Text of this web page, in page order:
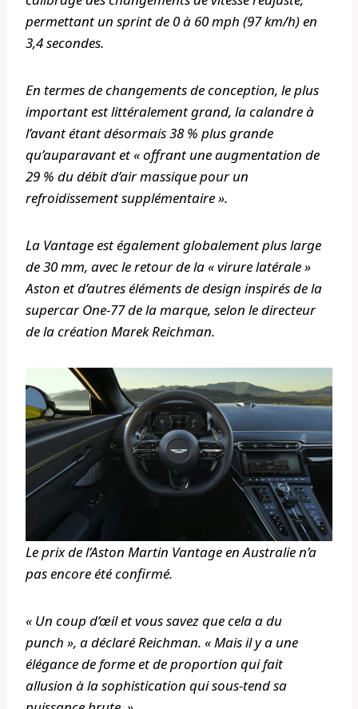
permettant un sprint de 0 à 60 mph (97 km/h) en
3,4 secondes.
En termes de changements de conception, le plus
important est littéralement grand, la calandre à
l’avant étant désormais 38 % plus grande
qu’auparavant et « offrant une augmentation de
29 % du débit d’air massique pour un
refroidissement supplémentaire ».
La Vantage est également globalement plus large
de 30 mm, avec le retour de la « virure latérale »
Aston et d’autres éléments de design inspirés de la
supercar One-77 de la marque, selon le directeur
de la création Marek Reichman.
Le prix de l’Aston Martin Vantage en Australie n’a
pas encore été confirmé.
« Un coup d’œil et vous savez que cela a du
punch », a déclaré Reichman. « Mais il y a une
élégance de forme et de proportion qui fait
allusion à la sophistication qui sous-tend sa